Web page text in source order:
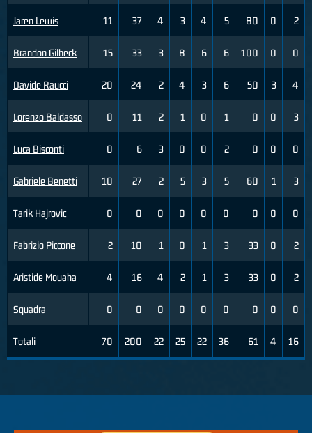
Jaren Lewis
Brandon Gilbeck
Davide Raucci
Lorenzo Baldasso
Luca Bisconti
Gabriele Benetti
Tarik Hajrovic
Fabrizio Piccone
Aristide Mouaha
Squadra
Totali
11 37 4 3 4 5 80 0 2
15 33 3 8 6 6 100 0 0
20 24 2 4 3 6 50 3 4
0 11 2 1 0 1 0 0 3
0 6 3 0 0 2 0 0 0
10 27 2 5 3 5 60 1 3
0 0 0 0 0 0 0 0 0
2 10 1 0 1 3 33 0 2
4 16 4 2 1 3 33 0 2
0 0 0 0 0 0 0 0 0
70 200 22 25 22 36 61 4 16